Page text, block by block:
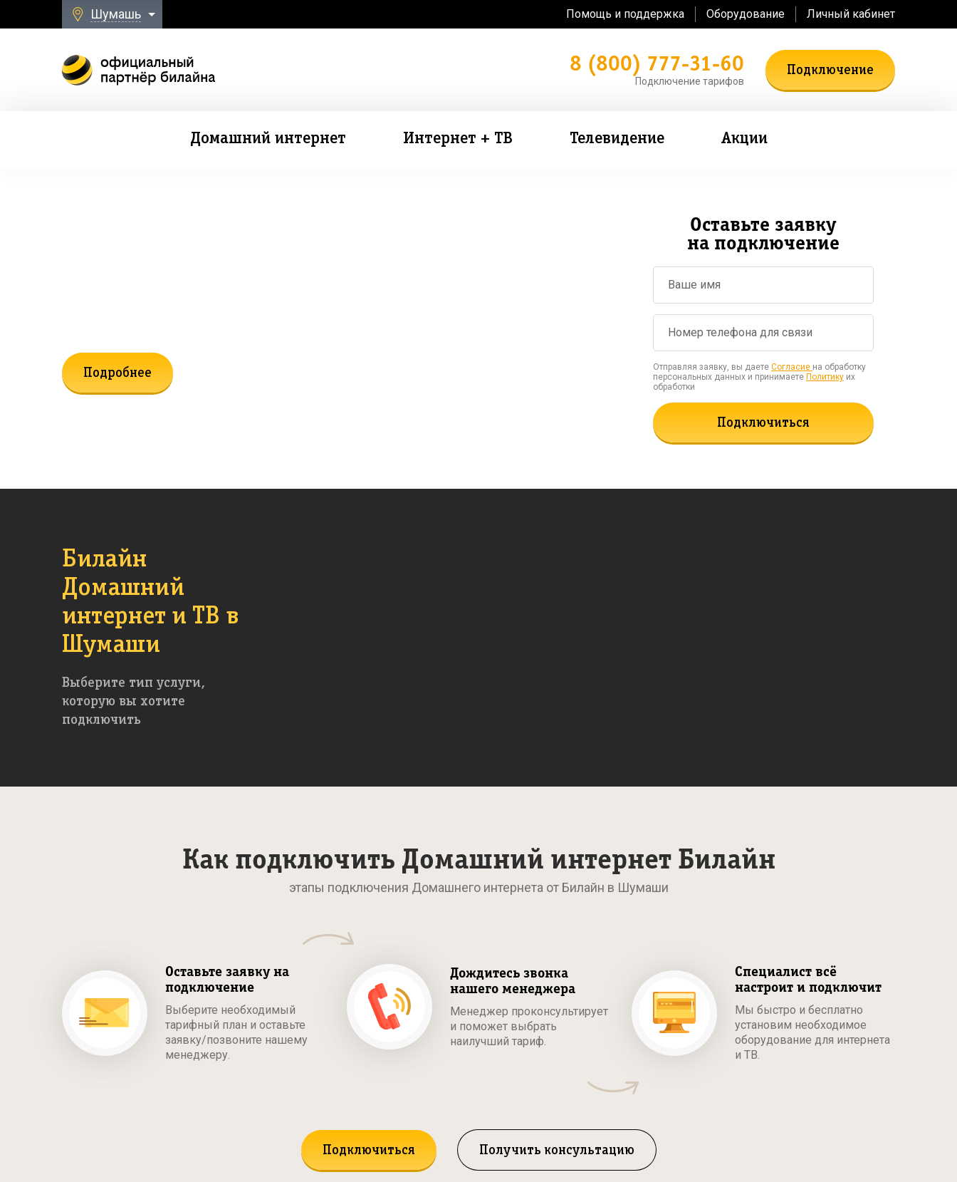
Шумашь Помощь и поддержка Оборудование Личный кабинет
8 (800) 777-31-60
Подключение тарифов
Подключение
Домашний интернет Интернет + ТВ Телевидение Акции
Подробнее
Оставьте заявку
на подключение
Отправляя заявку, вы даете Согласие на обработку
персональных данных и принимаете Политику их
обработки
Подключиться
Билайн
Домашний
интернет и ТВ в
Шумаши
Выберите тип услуги,
которую вы хотите
подключить
Как подключить Домашний интернет Билайн
этапы подключения Домашнего интернета от Билайн в Шумаши
Оставьте заявку на
подключение
Выберите необходимый
тарифный план и оставьте
заявку/позвоните нашему
менеджеру.
Дождитесь звонка
нашего менеджера
Менеджер проконсультирует
и поможет выбрать
наилучший тариф.
Специалист всё
настроит и подключит
Мы быстро и бесплатно
установим необходимое
оборудование для интернета
и ТВ.
Подключиться Получить консультацию